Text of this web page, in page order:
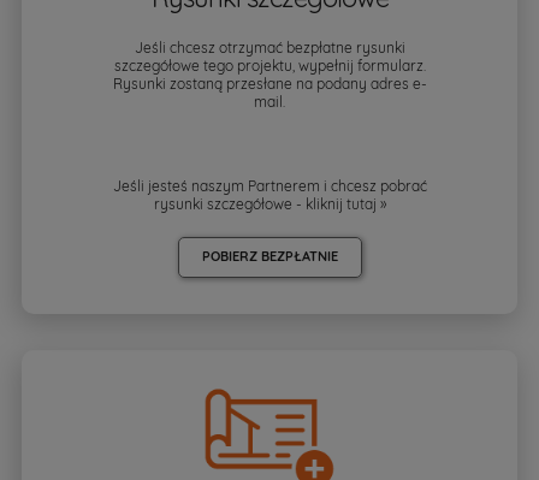
Jeśli chcesz otrzymać bezpłatne rysunki
szczegółowe tego projektu, wypełnij formularz.
Rysunki zostaną przesłane na podany adres e-
mail.
Jeśli jesteś naszym Partnerem i chcesz pobrać
rysunki szczegółowe - kliknij tutaj »
POBIERZ BEZPŁATNIE